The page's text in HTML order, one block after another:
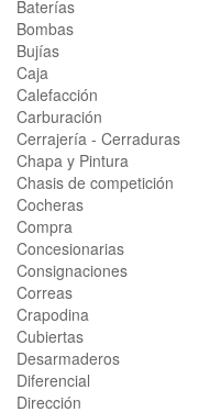
Baterías
Bombas
Bujías
Caja
Calefacción
Carburación
Cerrajería - Cerraduras
Chapa y Pintura
Chasis de competición
Cocheras
Compra
Concesionarias
Consignaciones
Correas
Crapodina
Cubiertas
Desarmaderos
Diferencial
Dirección